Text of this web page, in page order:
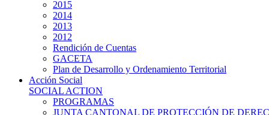
2015
2014
2013
2012
Rendición de Cuentas
GACETA
Plan de Desarrollo y Ordenamiento Territorial
Acción Social
SOCIAL ACTION
PROGRAMAS
JUNTA CANTONAL DE PROTECCIÓN DE